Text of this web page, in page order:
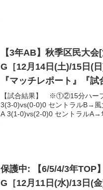
【3年AB】秋季区民大
G［12月14日(土)/15日(
『マッチレポート』『試
【試合結果】 ※①②15分ハー
3(3-0)vs(0-0)0 セントラルB→
A 3(1-0)vs(2-0)0 セントラル
保護中: 【6/5/4/3年TOP
G［12月11日(水)/13日(